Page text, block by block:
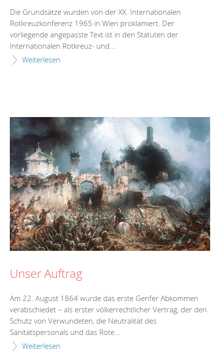
Die Grundsätze wurden von der XX. Internationalen
Rotkreuzkonferenz 1965 in Wien proklamiert. Der
vorliegende angepasste Text ist in den Statuten der
Internationalen Rotkreuz- und...
Weiterlesen
Unser Auftrag
Am 22. August 1864 wurde das erste Genfer Abkommen
verabschiedet – als erster völkerrechtlicher Vertrag, der den
Schutz von Verwundeten, die Neutralität des
Sanitätspersonals und das Rote...
Weiterlesen